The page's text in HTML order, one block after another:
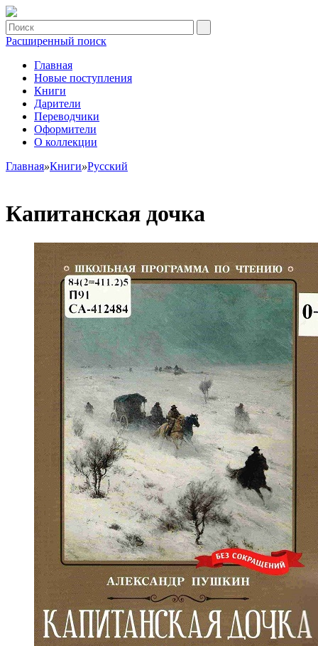
Расширенный поиск
Главная
Новые поступления
Книги
Дарители
Переводчики
Оформители
О коллекции
Главная»Книги»Русский
Капитанская дочка